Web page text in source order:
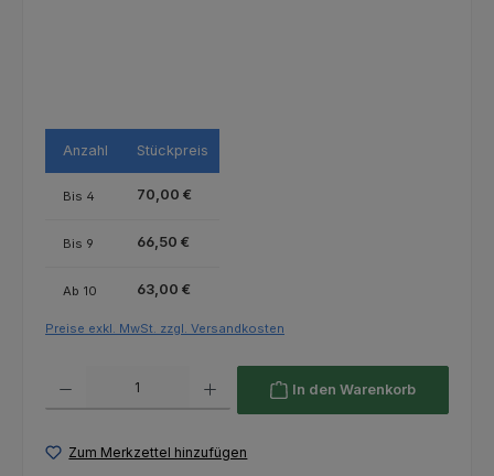
Anzahl Stückpreis
Bis 4 70,00 €
Bis 9 66,50 €
Ab 10 63,00 €
Preise exkl. MwSt. zzgl. Versandkosten
In den Warenkorb
Zum Merkzettel hinzufügen